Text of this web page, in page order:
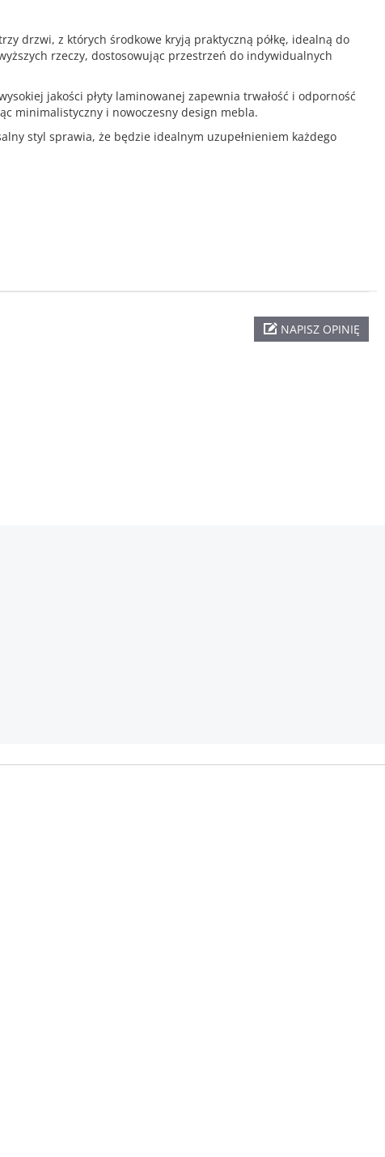
drzwi, z których środkowe kryją praktyczną półkę, idealną do
rzeczy, dostosowując przestrzeń do indywidualnych
jakości płyty laminowanej zapewnia trwałość i odporność
minimalistyczny i nowoczesny design mebla.
styl sprawia, że będzie idealnym uzupełnieniem każdego
NAPISZ OPINIĘ